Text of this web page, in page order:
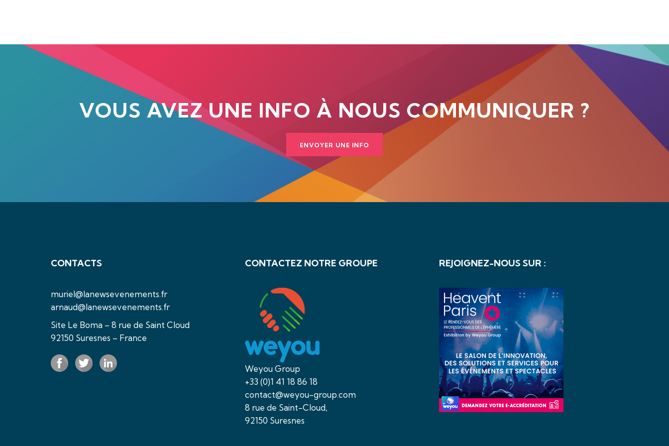
VOUS AVEZ UNE INFO À NOUS COMMUNIQUER ?
ENVOYER UNE INFO
CONTACTS
muriel@lanewsevenements.fr
arnaud@lanewsevenements.fr
Site Le Boma – 8 rue de Saint Cloud
92150 Suresnes – France
CONTACTEZ NOTRE GROUPE
Weyou Group
+33 (0)1 41 18 86 18
contact@weyou-group.com
8 rue de Saint-Cloud,
92150 Suresnes
REJOIGNEZ-NOUS SUR :